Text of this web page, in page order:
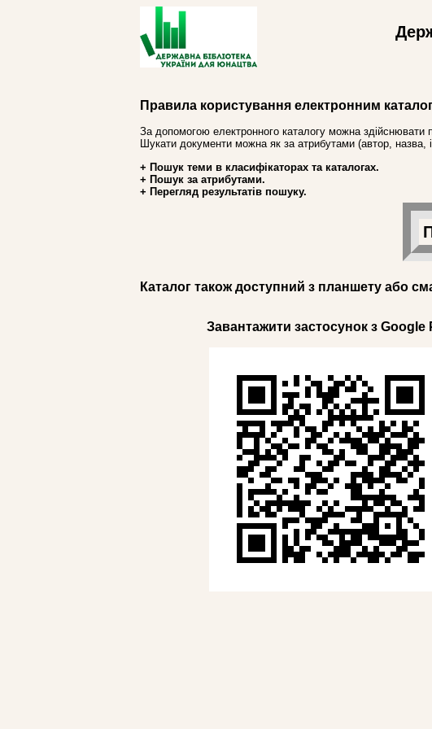
Правила користування електронним
За допомогою електронного каталогу можна здійснювати
Шукати документи можна як за атрибутами (автор, назва,
+ Пошук теми в класифікаторах та каталогах.
+ Пошук за атрибутами.
+ Перегляд результатів пошуку.
Каталог також доступний з планшету або
Завантажити застосунок з Google